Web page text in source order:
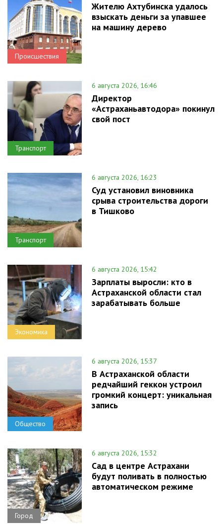
Происшествия
Жителю Ахтубинска удалось
взыскать деньги за упавшее
на машину дерево
Транспорт
6 августа 2026, 16:46
Директор
«Астраханьавтодора» покинул
свой пост
Транспорт
6 августа 2026, 16:23
Суд установил виновника
срыва строительства дороги
в Тишково
Экономика
6 августа 2026, 15:42
Зарплаты выросли: кто в
Астраханской области стал
зарабатывать больше
Общество
6 августа 2026, 15:37
В Астраханской области
редчайший геккон устроил
громкий концерт: уникальная
запись
Город
6 августа 2026, 15:32
Сад в центре Астрахани
будут поливать в полностью
автоматическом режиме